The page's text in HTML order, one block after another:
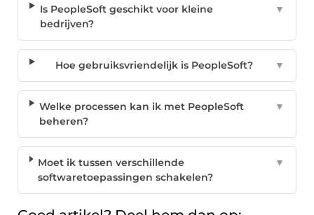
Is PeopleSoft geschikt voor kleine
bedrijven?
▼
Hoe gebruiksvriendelijk is PeopleSoft? ▼
Welke processen kan ik met PeopleSoft
beheren?
▼
Moet ik tussen verschillende
softwaretoepassingen schakelen?
▼